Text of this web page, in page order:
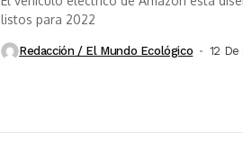
listos para 2022
Redacción / El Mundo Ecológico 12